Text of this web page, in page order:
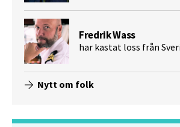
Fredrik Wass
har kastat loss från
Nytt om folk